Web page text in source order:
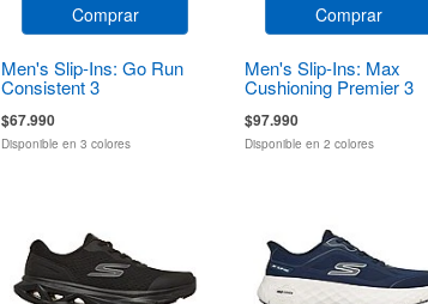
Comprar
Men's Slip-Ins: Go Run
Consistent 3
$67.990
Disponible en 3 colores
Comprar
Men's Slip-Ins: Max
Cushioning Premier 3
$97.990
Disponible en 2 colores